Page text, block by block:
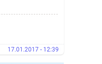
17.01.2017 - 12:39